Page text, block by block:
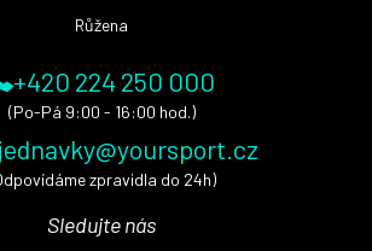
Růžena
+420 224 250 000
(Po-Pá 9:00 - 16:00 hod.)
zpravidla do 24h)
Sledujte nás